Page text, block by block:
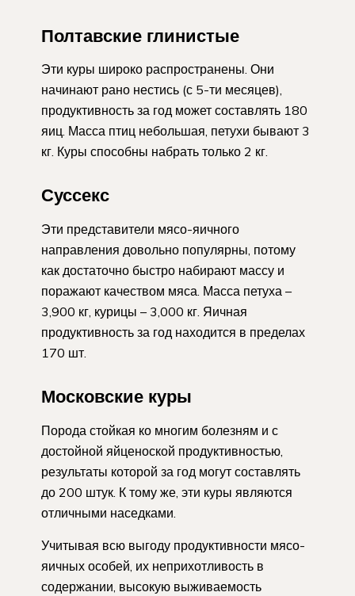
Полтавские глинистые
Эти куры широко распространены. Они
начинают рано нестись (с 5-ти месяцев),
продуктивность за год может составлять 180
яиц. Масса птиц небольшая, петухи бывают 3
кг. Куры способны набрать только 2 кг.
Суссекс
Эти представители мясо-яичного
направления довольно популярны, потому
как достаточно быстро набирают массу и
поражают качеством мяса. Масса петуха –
3,900 кг, курицы – 3,000 кг. Яичная
продуктивность за год находится в пределах
170 шт.
Московские куры
Порода стойкая ко многим болезням и с
достойной яйценоской продуктивностью,
результаты которой за год могут составлять
до 200 штук. К тому же, эти куры являются
отличными наседками.
Учитывая всю выгоду продуктивности мясо-
яичных особей, их неприхотливость в
содержании, высокую выживаемость